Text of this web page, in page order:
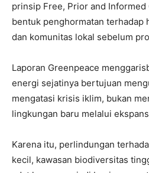
prinsip Free, Prior and Informed
bentuk penghormatan terhadap
dan komunitas lokal sebelum
Laporan Greenpeace
energi sejatinya bertujuan
mengatasi krisis iklim, bukan
lingkungan baru melalui
Karena itu, perlindungan
kecil, kawasan biodiversitas